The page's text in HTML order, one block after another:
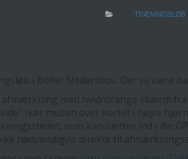
TRÆNINGSLØB
i Boller Nederskov. Der vil være
afmærkning med hvid/orange skærm
side” (kør musen over kortet i højre
som kan sættes ind i din
ikke nødvendigvis direkte til